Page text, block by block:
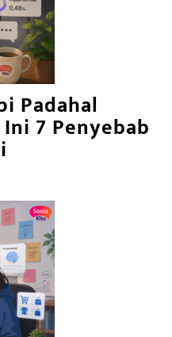
Padahal
7 Penyebab